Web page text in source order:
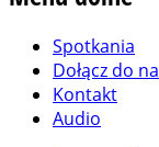
Spotkania
Dołącz do
Kontakt
Audio